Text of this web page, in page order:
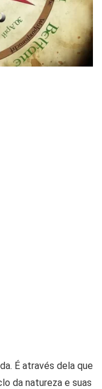
É através dela que
da natureza e suas